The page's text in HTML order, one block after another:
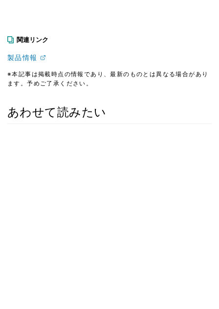
関連リンク
製品情報
※本記事は掲載時点の情報であり、最新のものとは異なる場合があり
ます。予めご了承ください。
あわせて読みたい